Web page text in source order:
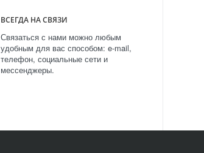
ВСЕГДА НА СВЯЗИ
Связаться с нами можно любым
удобным для вас способом: e-mail,
телефон, социальные сети и
мессенджеры.